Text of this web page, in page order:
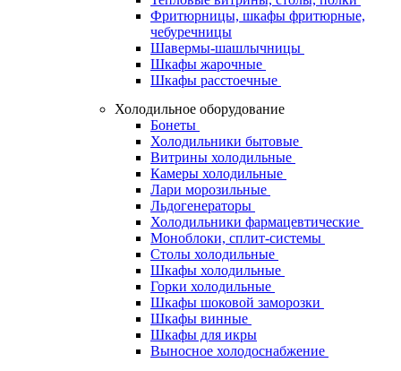
Фритюрницы, шкафы фритюрные,
чебуречницы
Шавермы-шашлычницы
Шкафы жарочные
Шкафы расстоечные
Холодильное оборудование
Бонеты
Холодильники бытовые
Витрины холодильные
Камеры холодильные
Лари морозильные
Льдогенераторы
Холодильники фармацевтические
Моноблоки, сплит-системы
Столы холодильные
Шкафы холодильные
Горки холодильные
Шкафы шоковой заморозки
Шкафы винные
Шкафы для икры
Выносное холодоснабжение